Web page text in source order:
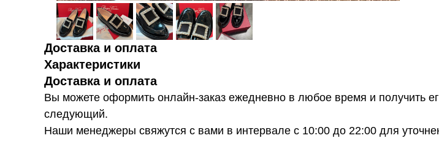
Доставка и оплата
Характеристики
Доставка и оплата
Вы можете оформить онлайн-заказ ежедневно в любое время и получить
следующий.
Наши менеджеры свяжутся с вами в интервале с 10:00 до 22:00 для